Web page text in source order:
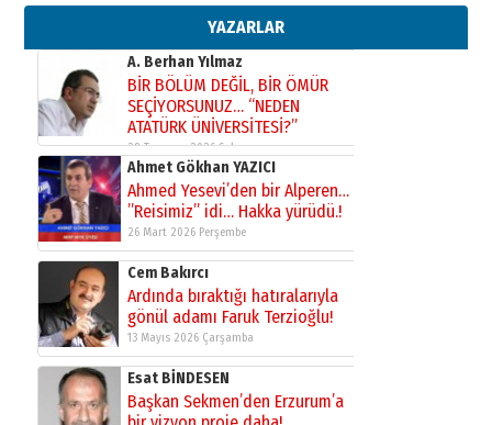
YAZARLAR
A. Berhan Yılmaz
BİR BÖLÜM DEĞİL, BİR ÖMÜR
SEÇİYORSUNUZ… “NEDEN
ATATÜRK ÜNİVERSİTESİ?”
28 Temmuz 2026 Salı
Ahmet Gökhan YAZICI
Ahmed Yesevi’den bir Alperen…
”Reisimiz” idi… Hakka yürüdü.!
26 Mart 2026 Perşembe
Cem Bakırcı
Ardında bıraktığı hatıralarıyla
gönül adamı Faruk Terzioğlu!
13 Mayıs 2026 Çarşamba
Esat BİNDESEN
Başkan Sekmen’den Erzurum’a